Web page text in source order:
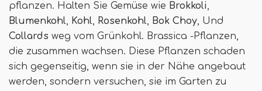
pflanzen. Halten Sie Gemüse wie Brokkoli,
Blumenkohl, Kohl, Rosenkohl, Bok Choy, Und
Collards weg vom Grünkohl. Brassica -Pflanzen,
die zusammen wachsen. Diese Pflanzen schaden
sich gegenseitig, wenn sie in der Nähe angebaut
werden, sondern versuchen, sie im Garten zu